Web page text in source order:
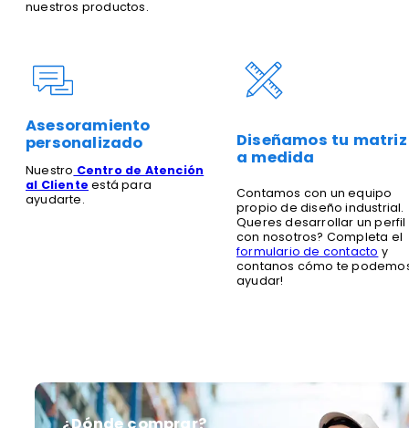
nuestros productos.
Asesoramiento
personalizado
Nuestro Centro de Atención
al Cliente está para
ayudarte.
Diseñamos tu matriz
a medida
Contamos con un equipo
propio de diseño industrial.
Queres desarrollar un perfil
con nosotros? Completa el
formulario de contacto y
contanos cómo te
ayudar!
¿Dónde comprar?